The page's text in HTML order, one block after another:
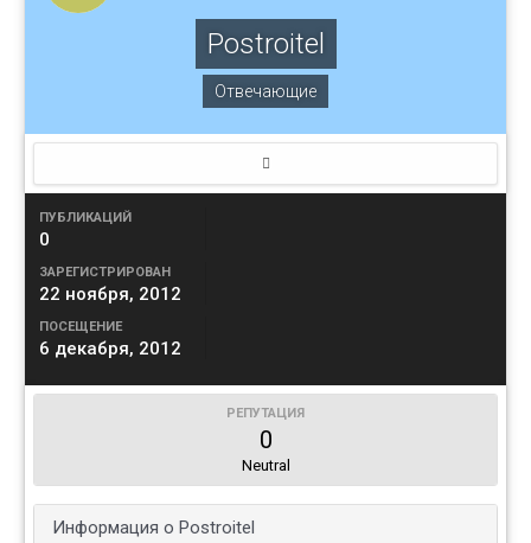
Postroitel
Отвечающие
ПУБЛИКАЦИЙ
0
ЗАРЕГИСТРИРОВАН
22 ноября, 2012
ПОСЕЩЕНИЕ
6 декабря, 2012
РЕПУТАЦИЯ
0
Neutral
Информация о Postroitel